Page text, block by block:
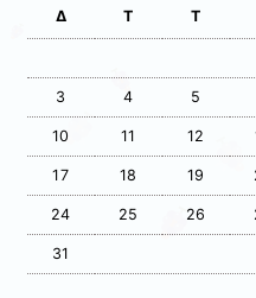
Δ Τ Τ
3 4 5
10 11 12
17 18 19
24 25 26
31